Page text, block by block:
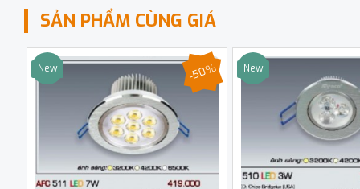
SẢN PHẨM CÙNG GIÁ
Sale
New -50% Sale
New